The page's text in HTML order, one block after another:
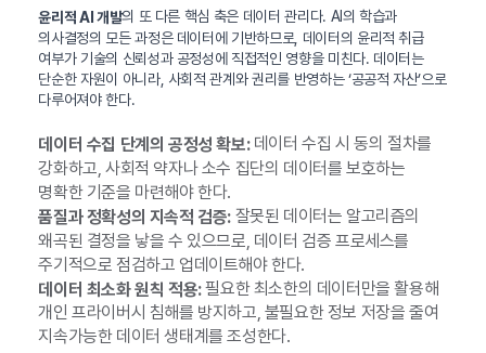
윤리적 AI 개발의 또 다른 핵심 축은 데이터 관리다. AI의 학습과
의사결정의 모든 과정은 데이터에 기반하므로, 데이터의 윤리적 취급
여부가 기술의 신뢰성과 공정성에 직접적인 영향을 미친다. 데이터는
단순한 자원이 아니라, 사회적 관계와 권리를 반영하는 ‘공공적 자산’으로
다루어져야 한다.
데이터 수집 단계의 공정성 확보:데이터 수집 시 동의 절차를
강화하고, 사회적 약자나 소수 집단의 데이터를 보호하는
명확한 기준을 마련해야 한다.
품질과 정확성의 지속적 검증:잘못된 데이터는 알고리즘의
왜곡된 결정을 낳을 수 있으므로, 데이터 검증 프로세스를
주기적으로 점검하고 업데이트해야 한다.
데이터 최소화 원칙 적용:필요한 최소한의 데이터만을 활용해
개인 프라이버시 침해를 방지하고, 불필요한 정보 저장을 줄여
지속가능한 데이터 생태계를 조성한다.